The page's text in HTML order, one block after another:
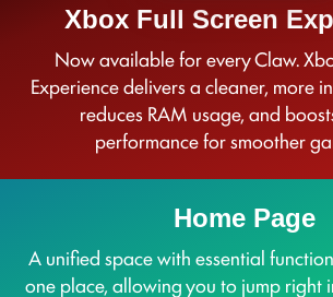
Xbox Full Screen
Now available for every Claw.
Experience delivers a cleaner, more
reduces RAM usage, and
performance for smoother
Home Page
A unified space with essential
one place, allowing you to jump right